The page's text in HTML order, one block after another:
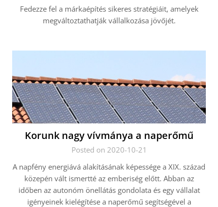
Fedezze fel a márkaépítés sikeres stratégiáit, amelyek
megváltoztathatják vállalkozása jövőjét.
Korunk nagy vívmánya a naperőmű
Posted on 2020-10-21
A napfény energiává alakításának képessége a XIX. század
közepén vált ismertté az emberiség előtt. Abban az
időben az autonóm önellátás gondolata és egy vállalat
igényeinek kielégítése a naperőmű segítségével a